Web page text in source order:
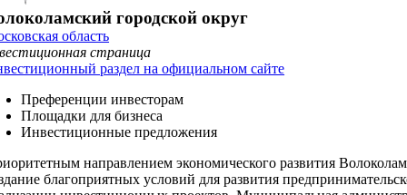
городской округ
область
страница
раздел на официальном сайте
Преференции инвесторам
Площадки для бизнеса
Инвестиционные предложения
направлением экономического развития
благоприятных условий для развития